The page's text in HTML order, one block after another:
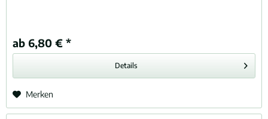
ab 6,80 € *
Details
Merken